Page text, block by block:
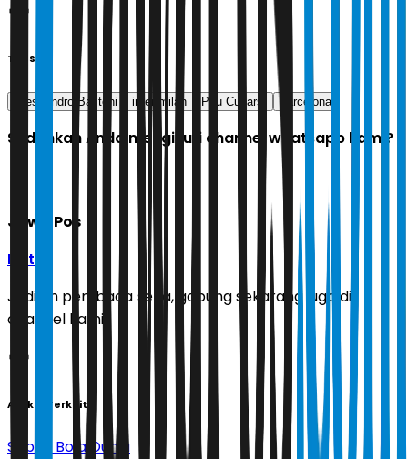
Tags
Alessandro Bastoni inter milan Pau Cubarsi barcelona
Sudahkah Anda mengikuti channel whatsapp kami?
Jawa Pos
Ikuti
Jadilah pembaca setia, gabung sekarang juga di
channel kami!
Artikel Terkait
Sepak Bola Dunia